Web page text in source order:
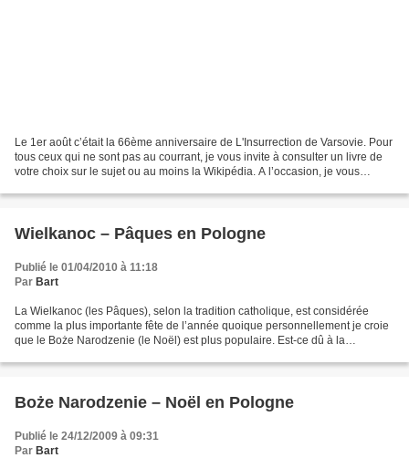
Le 1er août c’était la 66ème anniversaire de L'Insurrection de Varsovie. Pour
tous ceux qui ne sont pas au courrant, je vous invite à consulter un livre de
votre choix sur le sujet ou au moins la Wikipédia. A l’occasion, je vous
Wielkanoc – Pâques en Pologne
Publié le 01/04/2010 à 11:18
Par Bart
La Wielkanoc (les Pâques), selon la tradition catholique, est considérée
comme la plus importante fête de l’année quoique personnellement je croie
que le Boże Narodzenie (le Noël) est plus populaire. Est-ce dû à la
Boże Narodzenie – Noël en Pologne
Publié le 24/12/2009 à 09:31
Par Bart